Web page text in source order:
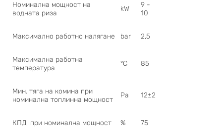
Номинална мощност на
водната риза
kW
9 -
10
Максимално работно налягане bar 2,5
Максимална работна
температура
°C 85
Мин. тяга на комина при
номинална топлинна мощност
Pa 12±2
КПД при номинална мощност % 75